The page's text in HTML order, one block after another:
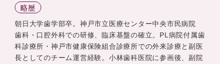
略歴
朝日大学歯学部卒。神戸市立医療センター中央市民病院
歯科・口腔外科での研修、臨床基盤の確立。PL病院付属歯
科診療所・神戸市健康保険組合診療所での外来診療と副医
長としてのチーム運営経験。小林歯科医院に参画後、副院